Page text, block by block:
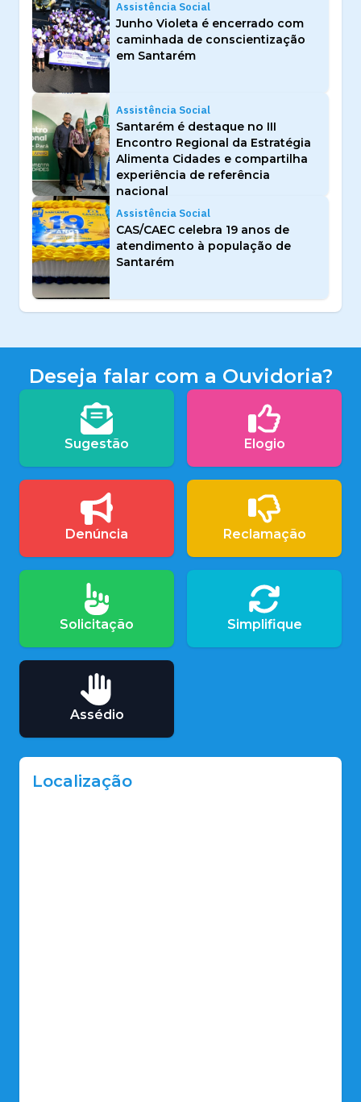
Assistência Social
Junho Violeta é encerrado com
caminhada de conscientização
em Santarém
Assistência Social
Santarém é destaque no III
Encontro Regional da Estratégia
Alimenta Cidades e compartilha
experiência de referência
nacional
Assistência Social
CAS/CAEC celebra 19 anos de
atendimento à população de
Santarém
Deseja falar com a Ouvidoria?
Sugestão Elogio
Denúncia Reclamação
Solicitação Simplifique
Assédio
Localização